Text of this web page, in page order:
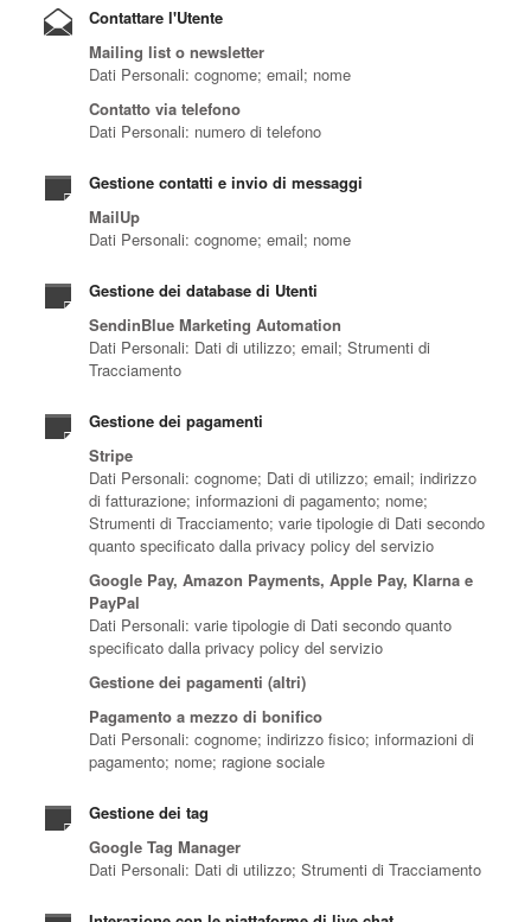
Contattare l'Utente
Mailing list o newsletter
Dati Personali: cognome; email; nome
Contatto via telefono
Dati Personali: numero di telefono
Gestione contatti e invio di messaggi
MailUp
Dati Personali: cognome; email; nome
Gestione dei database di Utenti
SendinBlue Marketing Automation
Dati Personali: Dati di utilizzo; email; Strumenti di
Tracciamento
Gestione dei pagamenti
Stripe
Dati Personali: cognome; Dati di utilizzo; email; indirizzo
di fatturazione; informazioni di pagamento; nome;
Strumenti di Tracciamento; varie tipologie di Dati secondo
quanto specificato dalla privacy policy del servizio
Google Pay, Amazon Payments, Apple Pay, Klarna e
PayPal
Dati Personali: varie tipologie di Dati secondo quanto
specificato dalla privacy policy del servizio
Gestione dei pagamenti (altri)
Pagamento a mezzo di bonifico
Dati Personali: cognome; indirizzo fisico; informazioni di
pagamento; nome; ragione sociale
Gestione dei tag
Google Tag Manager
Dati Personali: Dati di utilizzo; Strumenti di Tracciamento